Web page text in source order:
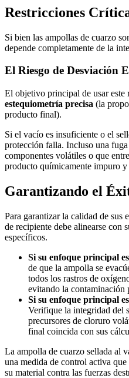
Restricciones
Si bien las ampollas de cuarzo
depende completamente de la
El Riesgo de Desviación
El objetivo principal de usar este
estequiometría precisa (la
producto final).
Si el vacío es insuficiente o el
protección falla. Incluso una
componentes volátiles o que
producto químicamente impuro
Garantizando el
Para garantizar la calidad de sus
de recipiente debe alinearse con
específicos.
Si su enfoque principal
de que la ampolla se
todos los rastros de
evitando la contaminación
Si su enfoque principal
Verifique la integridad del
precursores de cloruro
final coincida con sus
La ampolla de cuarzo sellada al
una medida de control activa
su material contra las fuerzas